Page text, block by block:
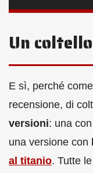
Un
E sì, perché
recensione, di
versioni: una
una versione con
al titanio. Tutte